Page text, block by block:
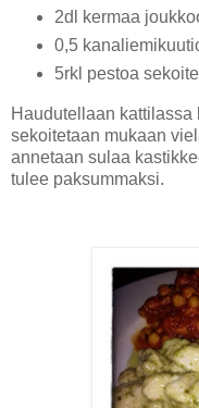
2dl kermaa
0,5
5rkl pestoa
Haudutellaan
sekoitetaan mukaan
annetaan sulaa
tulee paksummaksi.